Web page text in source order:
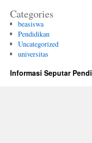
Categories
beasiswa
Pendidikan
Uncategorized
universitas
Informasi Seputar